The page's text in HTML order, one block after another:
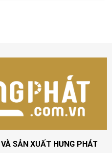
SẢN XUẤT HƯNG PHÁT